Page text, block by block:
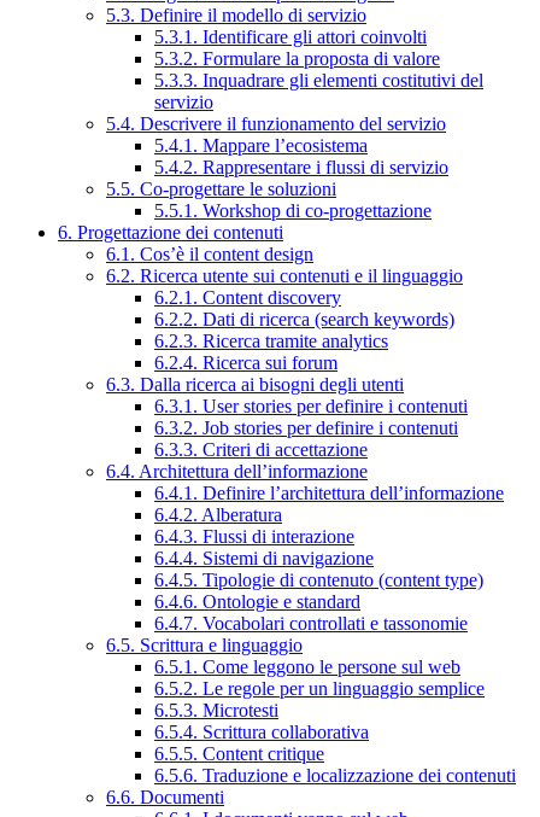
5.3. Definire il modello di servizio
5.3.1. Identificare gli attori coinvolti
5.3.2. Formulare la proposta di valore
5.3.3. Inquadrare gli elementi costitutivi del
servizio
5.4. Descrivere il funzionamento del servizio
5.4.1. Mappare l’ecosistema
5.4.2. Rappresentare i flussi di servizio
5.5. Co-progettare le soluzioni
5.5.1. Workshop di co-progettazione
6. Progettazione dei contenuti
6.1. Cos’è il content design
6.2. Ricerca utente sui contenuti e il linguaggio
6.2.1. Content discovery
6.2.2. Dati di ricerca (search keywords)
6.2.3. Ricerca tramite analytics
6.2.4. Ricerca sui forum
6.3. Dalla ricerca ai bisogni degli utenti
6.3.1. User stories per definire i contenuti
6.3.2. Job stories per definire i contenuti
6.3.3. Criteri di accettazione
6.4. Architettura dell’informazione
6.4.1. Definire l’architettura dell’informazione
6.4.2. Alberatura
6.4.3. Flussi di interazione
6.4.4. Sistemi di navigazione
6.4.5. Tipologie di contenuto (content type)
6.4.6. Ontologie e standard
6.4.7. Vocabolari controllati e tassonomie
6.5. Scrittura e linguaggio
6.5.1. Come leggono le persone sul web
6.5.2. Le regole per un linguaggio semplice
6.5.3. Microtesti
6.5.4. Scrittura collaborativa
6.5.5. Content critique
6.5.6. Traduzione e localizzazione dei contenuti
6.6. Documenti